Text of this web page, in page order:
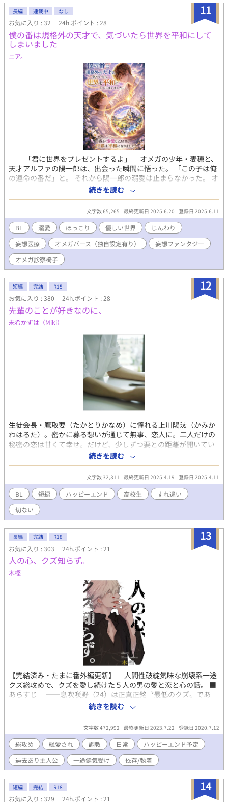
11
長編 連載中 なし
お気に入り : 32 24h.ポイント : 28
僕の番は規格外の天才で、気づいたら世界を平和にして
しまいました
ニア。
「君に世界をプレゼントするよ」 オメガの少年・麦穂と、
天才アルファの陽一郎は、出会った瞬間に悟った。 「この子は俺
の運命の番だ」と。 それから陽一郎の溺愛は止まらなかった。 オ
メガを守る装備を開発し、発情期を安全に過ごす部屋を作り、 つ
いには――番のために世界を変えてしまう。 「君が安心して生き
られる世界を作る」 規格外の天才アルファと、泣き虫で優しいオ
メガ。 妄想医療あり、ズレた溺愛あり…… これは、世界を平和に
してしまった番の物語。 ※年齢をぼかすついでに少し修正しまし
た。
続きを読む
文字数 65,265 最終更新日 2025.6.20 登録日 2025.6.11
BL 溺愛 ほっこり 優しい世界
じんわり
妄想医療
オメガバース（独自設定有り）
妄想ファンタジー
オメガ診察椅子
12
短編 完結 R15
お気に入り : 380 24h.ポイント : 28
先輩のことが好きなのに、
未希かずは（Miki）
生徒会長・鷹取要（たかとりかなめ）に憧れる上川陽汰（かみか
わはるた）。密かに募る想いが通じて無事、恋人に。二人だけの
秘密の恋は甘くて幸せ。だけど、少しずつ要との距離が開いてい
く。 何で？ 先輩は僕のこと嫌いになったの？ 切なさと純粋
さが交錯する、青春の恋物語。 《美形✕平凡》のすれ違いの恋に
なります。 要（高3）生徒会長。スパダリだけど……。 陽汰（高
2）書記。泣き虫だけど一生懸命。 夏目秋良（高2）副会長。陽汰
の幼馴染。 5/30日に少しだけ順番を変えたりしました。内容は変
わっていませんが、読み途中の方にはご迷惑をおかけしました。
続きを読む
文字数 32,311 最終更新日 2025.4.19 登録日 2025.4.11
BL 短編 ハッピーエンド 高校生
すれ違い
切ない
13
長編 完結 R18
お気に入り : 303 24h.ポイント : 21
人の心、クズ知らず。
木樫
【完結済み・たまに番外編更新】 人間性破綻気味な崩壊系一途
クズ‪総攻めで、クズを愛し続けた５人の男の愛と恋と心の話。 ■
あらすじ ──息吹咲野（24）は正真正銘〝最低のクズ〟であ
る。 あたら整った容姿に酷薄な笑みを浮かべて他人の人生を狂
わせる〝人間らしさ〟の欠如した破滅主義。 本能性破綻人間。
されど人を誑かすことにかけては魔性と疑う、きっと呪いの生き
人形。自分でもそう思う。 気ままに他人を弄ぶ。 都合やルー
ルは笑顔で無視する。 全てを許容し、全てを拒絶する。 誰
にもなにも求めないが、与えられたものは平気で突っ撥ねる。
そんな彼に──狂おしいほど本気で恋をする男たちがいた。 「勝
手に求めて勝手に失望して、愛だの恋だの、独りよがりで呆れる
ぜ」 愛で歪んだド一途サイコ気味クズ主人公とその主人公を愛
し続けた５人の男たちの愛と恋と心の話。 ※総攻め（主人公‪×‬５
続きを読む
文字数 472,992 最終更新日 2023.7.22 登録日 2020.7.12
総攻め 総愛され 調教 日常
ハッピーエンド予定
過去あり主人公
一途健気受け 依存/執着
14
短編 完結 R18
お気に入り : 329 24h.ポイント : 21